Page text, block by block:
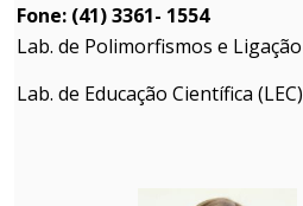
Fone: (41) 3361- 1554
Lab. de Polimorfismos e Ligação
Lab. de Educação Científica (LEC)